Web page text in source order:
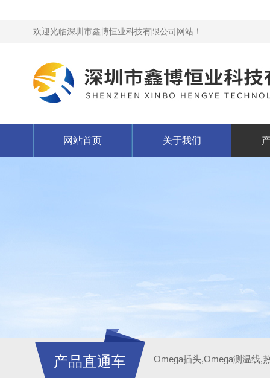
欢迎光临深圳市鑫博恒业科技有限公司网站！
网站首页 关于我们
产品直通车